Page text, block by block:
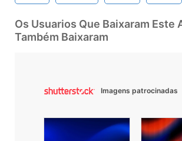
Os Usuarios Que Baixaram Este
Também Baixaram
Imagens patrocinadas